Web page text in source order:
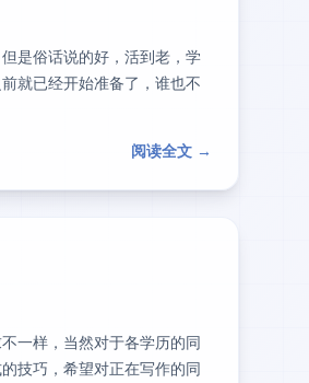
是俗话说的好，活到老，学
就已经开始准备了，谁也不
阅读全文 →
一样，当然对于各学历的同
技巧，希望对正在写作的同